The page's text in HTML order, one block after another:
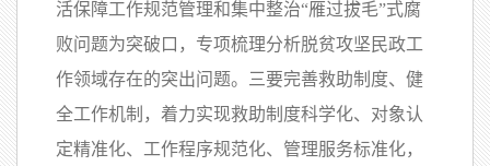
活保障工作规范管理和集中整治“雁过拔毛”式腐
败问题为突破口，专项梳理分析脱贫攻坚民政工
作领域存在的突出问题。三要完善救助制度、健
全工作机制，着力实现救助制度科学化、对象认
定精准化、工作程序规范化、管理服务标准化，